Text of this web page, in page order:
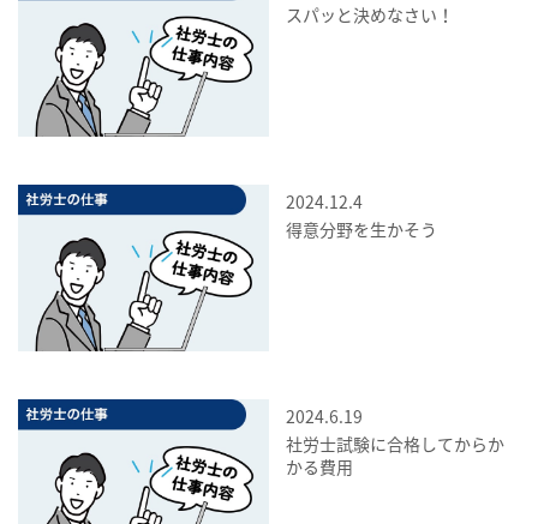
スパッと決めなさい！
2024.12.4
得意分野を生かそう
2024.6.19
社労士試験に合格してからか
かる費用